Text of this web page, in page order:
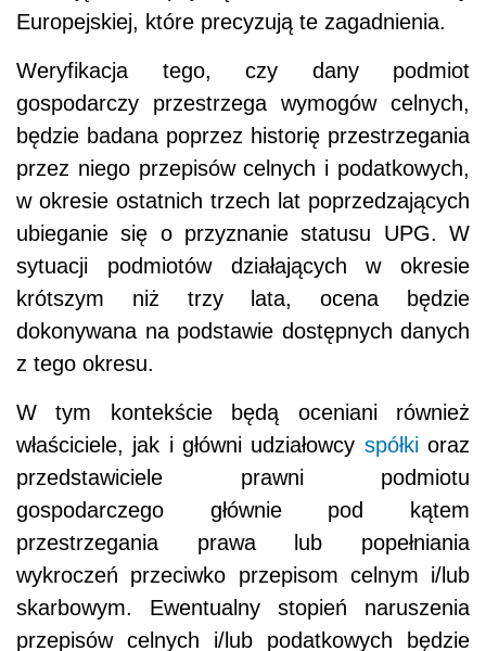
Europejskiej, które precyzują te zagadnienia.
Weryfikacja tego, czy dany podmiot
gospodarczy przestrzega wymogów celnych,
będzie badana poprzez historię przestrzegania
przez niego przepisów celnych i podatkowych,
w okresie ostatnich trzech lat poprzedzających
ubieganie się o przyznanie statusu UPG. W
sytuacji podmiotów działających w okresie
krótszym niż trzy lata, ocena będzie
dokonywana na podstawie dostępnych danych
z tego okresu.
W tym kontekście będą oceniani również
właściciele, jak i główni udziałowcy spółkioraz
przedstawiciele prawni podmiotu
gospodarczego głównie pod kątem
przestrzegania prawa lub popełniania
wykroczeń przeciwko przepisom celnym i/lub
skarbowym. Ewentualny stopień naruszenia
przepisów celnych i/lub podatkowych będzie